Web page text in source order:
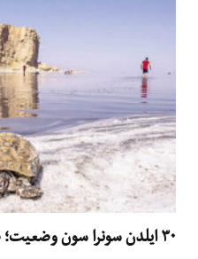
۳۰ ایلدن سونرا سون وضعیت؛ «اورمو گؤلو جان وئریر»